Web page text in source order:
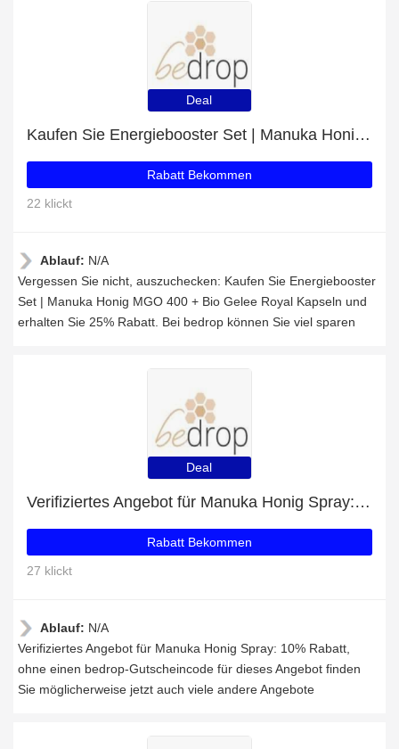
Deal
Kaufen Sie Energiebooster Set | Manuka Honig MGO 400 + Bio Gelee Royal Kapseln und erhalten Sie 25% Rabatt
Rabatt Bekommen
22 klickt
Ablauf: N/A
Vergessen Sie nicht, auszuchecken: Kaufen Sie Energiebooster
Set | Manuka Honig MGO 400 + Bio Gelee Royal Kapseln und
erhalten Sie 25% Rabatt. Bei bedrop können Sie viel sparen
Deal
Verifiziertes Angebot für Manuka Honig Spray: 10% Rabatt
Rabatt Bekommen
27 klickt
Ablauf: N/A
Verifiziertes Angebot für Manuka Honig Spray: 10% Rabatt,
ohne einen bedrop-Gutscheincode für dieses Angebot finden
Sie möglicherweise jetzt auch viele andere Angebote